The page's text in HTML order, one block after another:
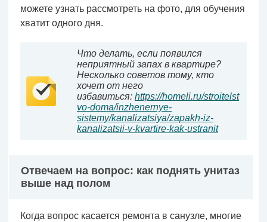
можете узнать рассмотреть на фото, для обучения
хватит одного дня.
Что делать, если появился
неприятный запах в квартире?
Несколько советов тому, кто
хочет от него
избавиться: https://homeli.ru/stroitelst
vo-doma/inzhenernye-
sistemy/kanalizatsiya/zapakh-iz-
kanalizatsii-v-kvartire-kak-ustranit
Отвечаем на вопрос: как поднять унитаз
выше над полом
Когда вопрос касается ремонта в санузле, многие